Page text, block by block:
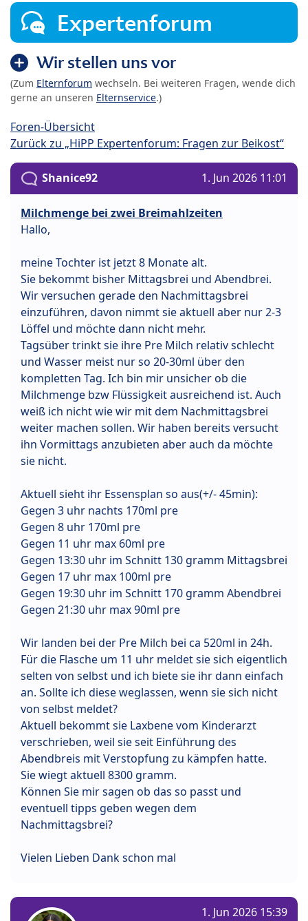
Expertenforum
Wir stellen uns vor
(Zum Elternforum wechseln. Bei weiteren Fragen, wende dich
gerne an unseren Elternservice.)
Foren-Übersicht
Zurück zu „HiPP Expertenforum: Fragen zur Beikost“
Shanice92 1. Jun 2026 11:01
Milchmenge bei zwei Breimahlzeiten
Hallo,
meine Tochter ist jetzt 8 Monate alt.
Sie bekommt bisher Mittagsbrei und Abendbrei.
Wir versuchen gerade den Nachmittagsbrei
einzuführen, davon nimmt sie aktuell aber nur 2-3
Löffel und möchte dann nicht mehr.
Tagsüber trinkt sie ihre Pre Milch relativ schlecht
und Wasser meist nur so 20-30ml über den
kompletten Tag. Ich bin mir unsicher ob die
Milchmenge bzw Flüssigkeit ausreichend ist. Auch
weiß ich nicht wie wir mit dem Nachmittagsbrei
weiter machen sollen. Wir haben bereits versucht
ihn Vormittags anzubieten aber auch da möchte
sie nicht.
Aktuell sieht ihr Essensplan so aus(+/- 45min):
Gegen 3 uhr nachts 170ml pre
Gegen 8 uhr 170ml pre
Gegen 11 uhr max 60ml pre
Gegen 13:30 uhr im Schnitt 130 gramm Mittagsbrei
Gegen 17 uhr max 100ml pre
Gegen 19:30 uhr im Schnitt 170 gramm Abendbrei
Gegen 21:30 uhr max 90ml pre
Wir landen bei der Pre Milch bei ca 520ml in 24h.
Für die Flasche um 11 uhr meldet sie sich eigentlich
selten von selbst und ich biete sie ihr dann einfach
an. Sollte ich diese weglassen, wenn sie sich nicht
von selbst meldet?
Aktuell bekommt sie Laxbene vom Kinderarzt
verschrieben, weil sie seit Einführung des
Abendbreis mit Verstopfung zu kämpfen hatte.
Sie wiegt aktuell 8300 gramm.
Können Sie mir sagen ob das so passt und
eventuell tipps geben wegen dem
Nachmittagsbrei?
Vielen Lieben Dank schon mal
1. Jun 2026 15:39